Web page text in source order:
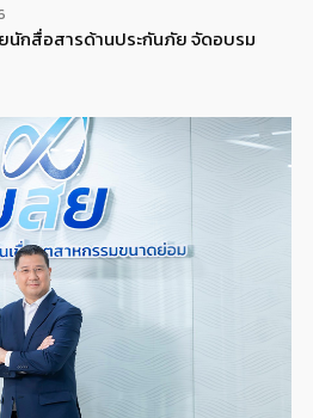
นักสื่อสารด้านประกันภัย จัดอบรม